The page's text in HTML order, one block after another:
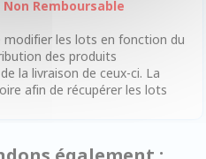
Remboursable
les lots en fonction du
des produits
la livraison de ceux-ci. La
afin de récupérer les lots